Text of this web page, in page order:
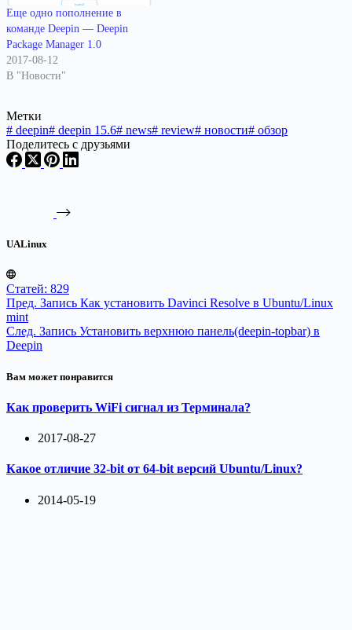
Еще одно пополнение в
команде Deepin — Deepin
Package Manager 1.0
2017-08-12
В "Новости"
Метки
# deepin# deepin 15.6# news# review# новости# обзор
Поделитесь с друзьями
UALinux
Статей: 829
Пред. Запись Как установить Davinci Resolve в Ubuntu/Linux
mint
След. Запись Установить верхнюю панель(deepin-topbar) в
Deepin
Вам может понравится
Как проверить WiFi сигнал из Терминала?
2017-08-27
Какое отличие 32-bit от 64-bit версий Ubuntu/Linux?
2014-05-19